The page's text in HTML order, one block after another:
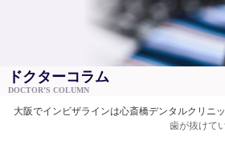
ホーム
インビザラインと
ドクターコラム
DOCTOR’S COLUMN
大阪でインビザラインは心斎橋デンタルクリニ
歯が抜けて